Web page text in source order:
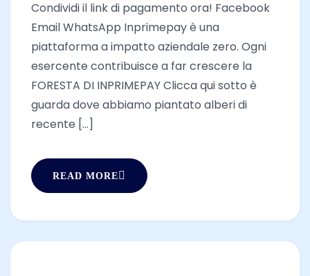
Condividi il link di pagamento ora! Facebook
Email WhatsApp Inprimepay è una
piattaforma a impatto aziendale zero. Ogni
esercente contribuisce a far crescere la
FORESTA DI INPRIMEPAY Clicca qui sotto è
guarda dove abbiamo piantato alberi di
recente [...]
READ MORE